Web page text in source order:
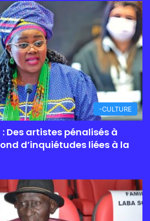
-CULTURE
Des artistes pénalisés à
d’inquiétudes liées à la